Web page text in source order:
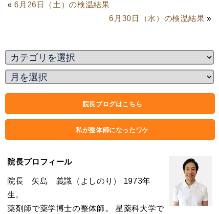
«6月26日（土）の検温結果
6月30日（水）の検温結果 »
院長ブログはこちら
私が整体師になったワケ
院長プロフィール
院長 矢島 義識（よしのり） 1973年
生。
薬剤師で薬学博士の整体師。 星薬科大学で